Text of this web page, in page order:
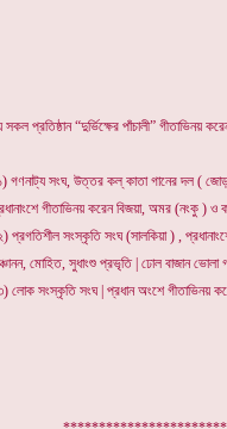
সকল প্রতিষ্ঠান “দুর্ভিক্ষের পাঁচালী” গীতাভিনয়
গণনাট্য সংঘ, উত্তর কল্ কাতা গানের দল (
গীতাভিনয় করেন বিজয়া, অমর (নংকু ) ও
প্রগতিশীল সংস্কৃতি সংঘ (সালকিয়া ) ,
মোহিত, সুধাংশু প্রভৃতি | ঢোল বাজান ভোলা
লোক সংস্কৃতি সংঘ | প্রধান অংশে গীতাভিনয়